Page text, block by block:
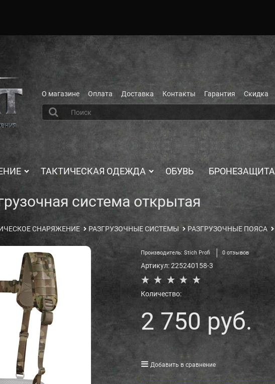
О магазине Оплата Доставка Контакты Гарантия Скидка
ТАКТИЧЕСКАЯ ОДЕЖДА ОБУВЬ БРОНЕЗАЩИТА
система открытая
СНАРЯЖЕНИЕ РАЗГРУЗОЧНЫЕ СИСТЕМЫ РАЗГРУЗОЧНЫЕ ПОЯСА
Производитель: Stich Profi 0 отзывов
Артикул: 225240158-3
Количество:
2 750 руб.
Добавить в сравнение